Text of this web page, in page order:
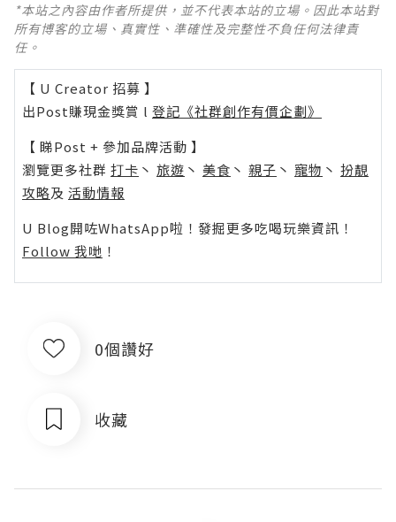
*本站之內容由作者所提供，並不代表本站的立場。因此本站對
所有博客的立場、真實性、準確性及完整性不負任何法律責
任。
【 U Creator 招募 】
出Post賺現金獎賞 l 登記《社群創作有價企劃》
【 睇Post + 參加品牌活動 】
瀏覽更多社群 打卡 丶 旅遊 丶 美食 丶 親子 丶 寵物 丶 扮靚
攻略及 活動情報
U Blog開咗WhatsApp啦！發掘更多吃喝玩樂資訊！
Follow 我哋 ！
0個讚好
收藏